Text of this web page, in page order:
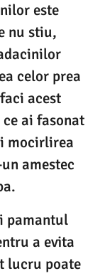
este
nu stiu,
celor prea
acest
ai fasonat
mocirlirea
amestec
pamantul
a evita
lucru poate